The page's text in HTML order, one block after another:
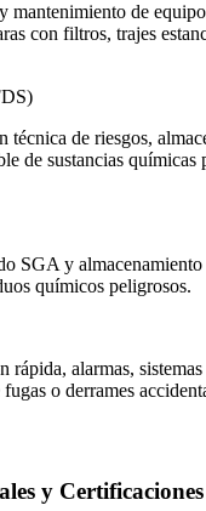
mantenimiento de
con filtros, trajes
técnica de riesgos,
de sustancias químicas
SGA y
químicos peligrosos.
rápida, alarmas,
o derrames
y Certificaciones